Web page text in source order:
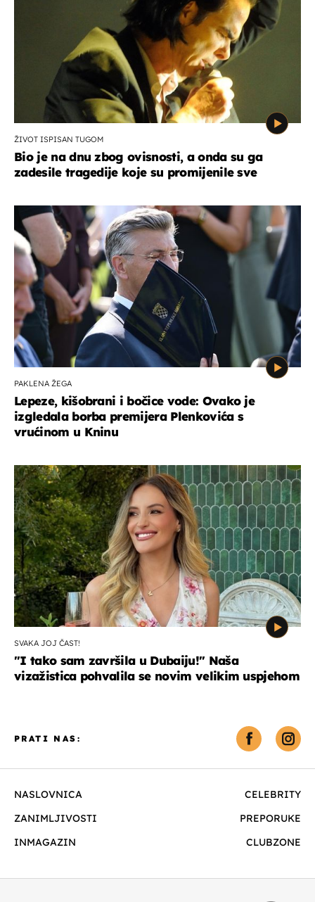
ŽIVOT ISPISAN TUGOM
Bio je na dnu zbog ovisnosti, a onda su ga
zadesile tragedije koje su promijenile sve
PAKLENA ŽEGA
Lepeze, kišobrani i bočice vode: Ovako je
izgledala borba premijera Plenkovića s
vrućinom u Kninu
SVAKA JOJ ČAST!
"I tako sam završila u Dubaiju!" Naša
vizažistica pohvalila se novim velikim uspjehom
NASLOVNICA
CELEBRITY
ZANIMLJIVOSTI
PREPORUKE
INMAGAZIN
CLUBZONE
PRATI NAS: